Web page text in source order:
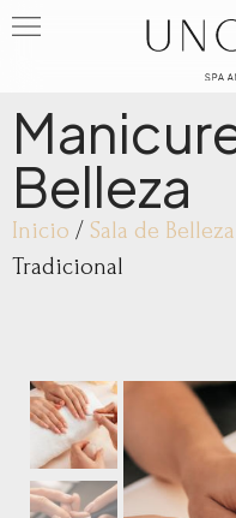
Belleza
Inicio / Sala de Belleza
Tradicional